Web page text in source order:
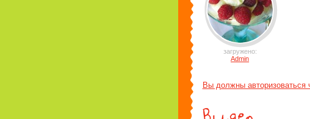
загружено:
Admin
Вы должны авторизоваться